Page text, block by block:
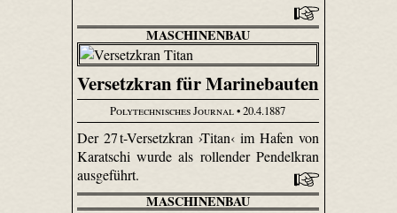
MASCHINENBAU
Versetzkran für Marinebauten
Polytechnisches Journal• 20.4.1887
Der 27 t-Versetzkran ›Titan‹ im Hafen von
Karatschi wurde als rollender Pendelkran
ausgeführt.
MASCHINENBAU